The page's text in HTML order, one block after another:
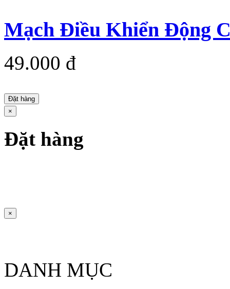
Mạch Điều Khiển Động
49.000 đ
Đặt hàng
×
Đặt hàng
×
DANH MỤC